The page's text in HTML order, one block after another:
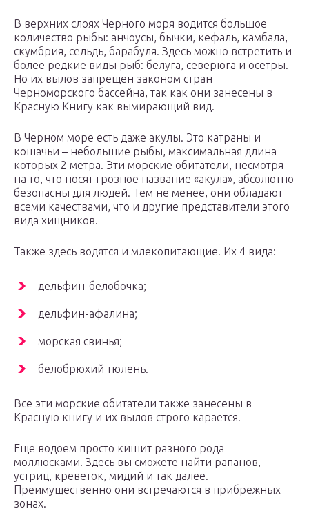
В верхних слоях Черного моря водится большое
количество рыбы: анчоусы, бычки, кефаль, камбала,
скумбрия, сельдь, барабуля. Здесь можно встретить и
более редкие виды рыб: белуга, северюга и осетры.
Но их вылов запрещен законом стран
Черноморского бассейна, так как они занесены в
Красную Книгу как вымирающий вид.
В Черном море есть даже акулы. Это катраны и
кошачьи – небольшие рыбы, максимальная длина
которых 2 метра. Эти морские обитатели, несмотря
на то, что носят грозное название «акула», абсолютно
безопасны для людей. Тем не менее, они обладают
всеми качествами, что и другие представители этого
вида хищников.
Также здесь водятся и млекопитающие. Их 4 вида:
дельфин-белобочка;
дельфин-афалина;
морская свинья;
белобрюхий тюлень.
Все эти морские обитатели также занесены в
Красную книгу и их вылов строго карается.
Еще водоем просто кишит разного рода
моллюсками. Здесь вы сможете найти рапанов,
устриц, креветок, мидий и так далее.
Преимущественно они встречаются в прибрежных
зонах.